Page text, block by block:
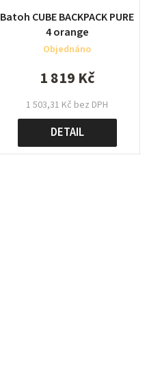
Batoh CUBE BACKPACK PURE
4 orange
Objednáno
1 503,31 Kč bez DPH
1 819 Kč
DETAIL